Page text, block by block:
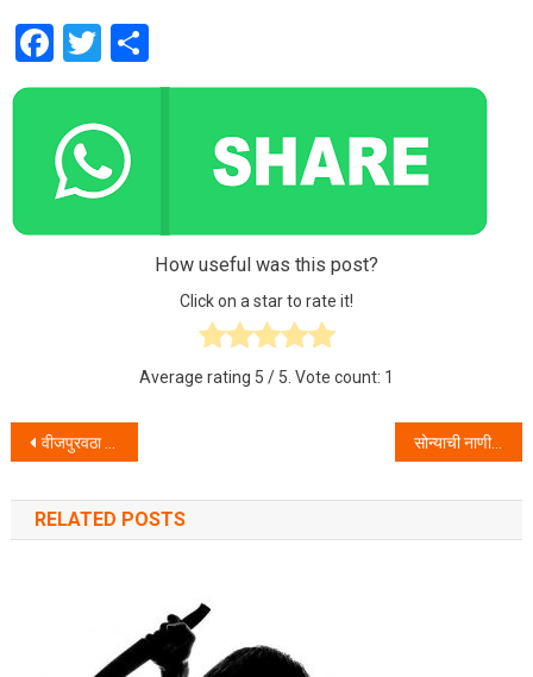
Facebook
Twitter
Share
How useful was this post?
Click on a star to rate it!
Average rating 5 / 5. Vote count: 1
Post navigation
वीजपुरवठा कार्यालयातून बनावट कर्मचारी सांगून फसवणूक झालेली रक्कम परत मिळविण्यात नालासोपारा पोलीस ठाण्याला यश. सोन्याची नाणी सांगून पितळेची नाणी देवुन फसवणूक करणाऱ्या ४ आरोपींना विरार पोलिसांनी केली अटक .
RELATED POSTS